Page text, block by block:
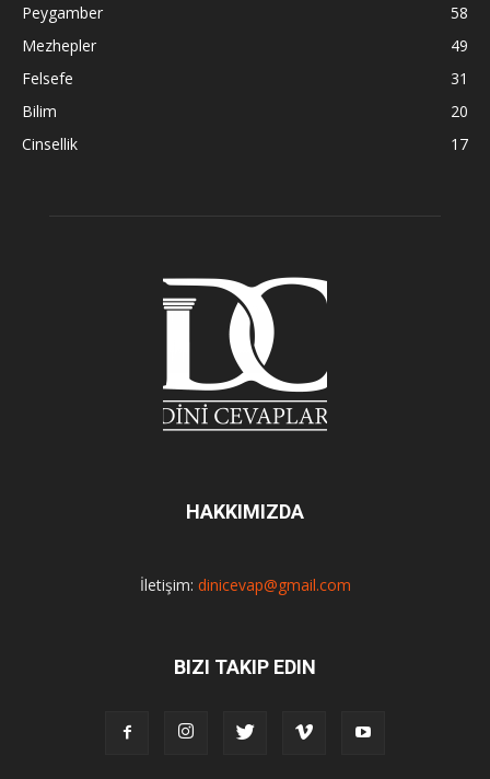
Peygamber
58
Mezhepler
49
Felsefe
31
Bilim
20
Cinsellik
17
HAKKIMIZDA
İletişim: dinicevap@gmail.com
BIZI TAKIP EDIN